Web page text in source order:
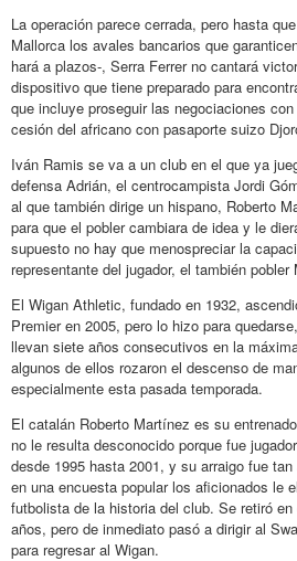
La operación parece cerrada, pero hasta
Mallorca los avales bancarios que
hará a plazos-, Serra Ferrer no cantará
dispositivo que tiene preparado para
que incluye proseguir las negociaciones
cesión del africano con pasaporte suizo
Iván Ramis se va a un club en el que ya
defensa Adrián, el centrocampista Jordi
al que también dirige un hispano, Roberto
para que el pobler cambiara de idea y le
supuesto no hay que menospreciar la
representante del jugador, el también pobler
El Wigan Athletic, fundado en 1932,
Premier en 2005, pero lo hizo para
llevan siete años consecutivos en la
algunos de ellos rozaron el descenso de
especialmente esta pasada temporada.
El catalán Roberto Martínez es su
no le resulta desconocido porque fue
desde 1995 hasta 2001, y su arraigo fue
en una encuesta popular los aficionados le
futbolista de la historia del club. Se retiró
años, pero de inmediato pasó a dirigir al
para regresar al Wigan.